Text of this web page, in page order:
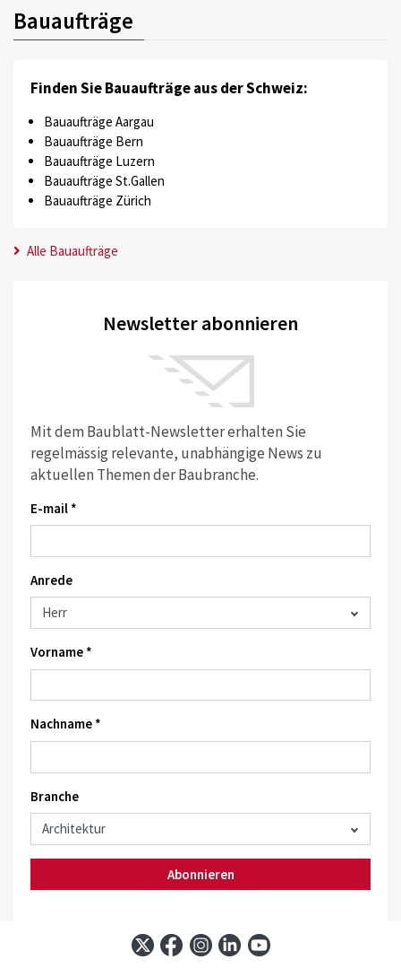
Bauaufträge
Finden Sie Bauaufträge aus der Schweiz:
Bauaufträge Aargau
Bauaufträge Bern
Bauaufträge Luzern
Bauaufträge St.Gallen
Bauaufträge Zürich
Alle Bauaufträge
Newsletter abonnieren
Mit dem Baublatt-Newsletter erhalten Sie
regelmässig relevante, unabhängige News zu
aktuellen Themen der Baubranche.
E-mail *
Anrede
Vorname *
Nachname *
Branche
Abonnieren